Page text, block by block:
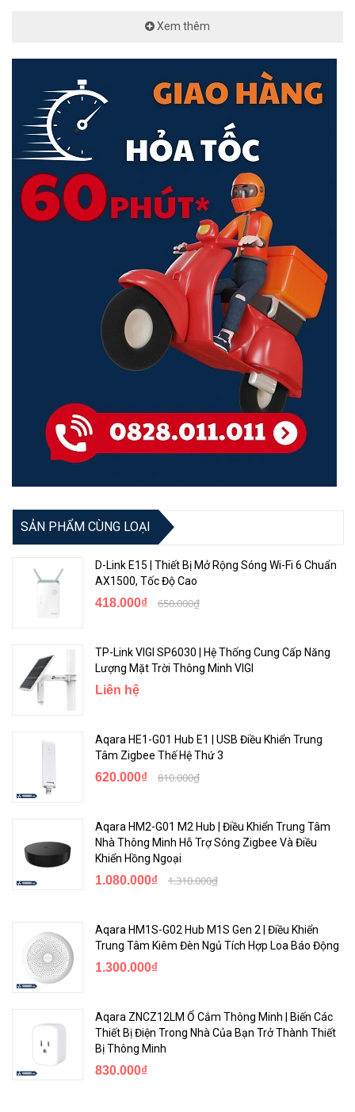
Thông Số Kỹ Thuật
<Hotline: 0828.011.011 - (028)7300.2021 - VoHoang.vn>
Xem thêm
SẢN PHẨM CÙNG LOẠI
D-Link E15 | Thiết Bị Mở Rộng Sóng Wi-Fi 6 Chuẩn
AX1500, Tốc Độ Cao
418.000₫ 650.000₫
TP-Link VIGI SP6030 | Hệ Thống Cung Cấp Năng
Lượng Mặt Trời Thông Minh VIGI
Liên hệ
Aqara HE1-G01 Hub E1 | USB Điều Khiển Trung
Tâm Zigbee Thế Hệ Thứ 3
620.000₫ 810.000₫
Aqara HM2-G01 M2 Hub | Điều Khiển Trung Tâm
Nhà Thông Minh Hỗ Trợ Sóng Zigbee Và Điều
Khiển Hồng Ngoại
1.080.000₫ 1.310.000₫
Aqara HM1S-G02 Hub M1S Gen 2 | Điều Khiển
Trung Tâm Kiêm Đèn Ngủ Tích Hợp Loa Báo Động
1.300.000₫
Aqara ZNCZ12LM Ổ Cắm Thông Minh | Biến Các
Thiết Bị Điện Trong Nhà Của Bạn Trở Thành Thiết
Bị Thông Minh
830.000₫